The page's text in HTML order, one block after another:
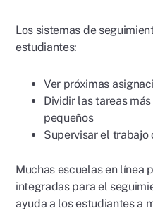
Los sistemas de
estudiantes:
Ver próximas
Dividir las tareas
pequeños
Supervisar el
Muchas escuelas en línea
integradas para el
ayuda a los estudiantes a